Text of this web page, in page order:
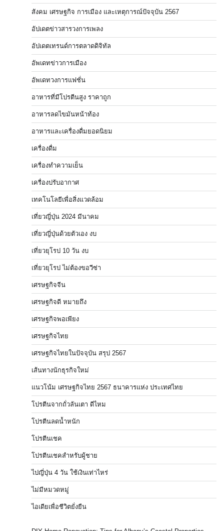
สังคม เศรษฐกิจ การเมือง และเหตุการณ์ปัจจุบัน 2567
อัปเดตข่าวสารวงการเพลง
อัปเดตเทรนด์การตลาดดิจิทัล
อัพเดทข่าวการเมือง
อัพเดทวงการแฟชั่น
อาหารที่มีโปรตีนสูง ราคาถูก
อาหารลดไขมันหน้าท้อง
อาหารและเครื่องดื่มยอดนิยม
เครื่องดื่ม
เครื่องทำความเย็น
เครื่องปรับอากาศ
เทคโนโลยีเพื่อสิ่งแวดล้อม
เที่ยวญี่ปุ่น 2024 มีนาคม
เที่ยวญี่ปุ่นด้วยตัวเอง งบ
เที่ยวยุโรป 10 วัน งบ
เที่ยวยุโรป ไม่ต้องขอวีซ่า
เศรษฐกิจจีน
เศรษฐกิจดี หมายถึง
เศรษฐกิจพอเพียง
เศรษฐกิจไทย
เศรษฐกิจไทยในปัจจุบัน สรุป 2567
เส้นทางนักธุรกิจใหม่
แนวโน้ม เศรษฐกิจไทย 2567 ธนาคารแห่ง ประเทศไทย
โปรตีนจากถั่วลันเตา ดีไหม
โปรตีนลดน้ำหนัก
โปรตีนเชค
โปรตีนเชคสำหรับผู้ชาย
ไปญี่ปุ่น 4 วัน ใช้เงินเท่าไหร่
ไม่มีหมวดหมู่
ไอเดียเพื่อชีวิตยั่งยืน